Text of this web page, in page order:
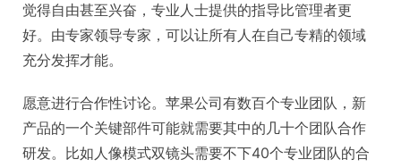
觉得自由甚至兴奋，专业人士提供的指导比管理者更
好。由专家领导专家，可以让所有人在自己专精的领域
充分发挥才能。
愿意进行合作性讨论。苹果公司有数百个专业团队，新
产品的一个关键部件可能就需要其中的几十个团队合作
研发。比如人像模式双镜头需要不下40个专业团队的合